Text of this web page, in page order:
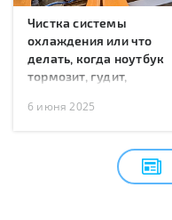
Чистка системы
охлаждения или что
делать, когда ноутбук
тормозит, гудит,
перезагружается?
6 июня 2025